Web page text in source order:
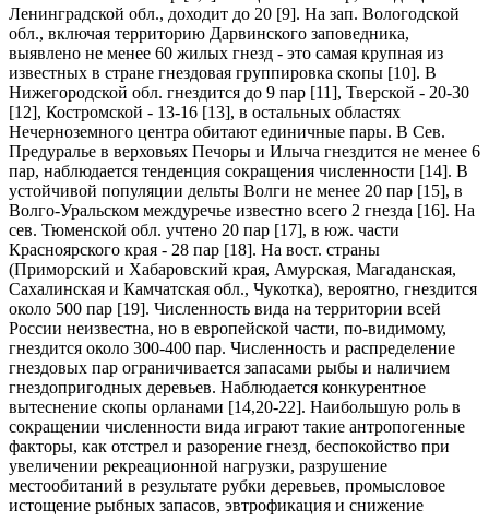
Ленинградской обл., доходит до 20 [9]. На зап. Вологодской
обл., включая территорию Дарвинского заповедника,
выявлено не менее 60 жилых гнезд - это самая крупная из
известных в стране гнездовая группировка скопы [10]. В
Нижегородской обл. гнездится до 9 пар [11], Тверской - 20-30
[12], Костромской - 13-16 [13], в остальных областях
Нечерноземного центра обитают единичные пары. В Сев.
Предуралье в верховьях Печоры и Илыча гнездится не менее 6
пар, наблюдается тенденция сокращения численности [14]. В
устойчивой популяции дельты Волги не менее 20 пар [15], в
Волго-Уральском междуречье известно всего 2 гнезда [16]. На
сев. Тюменской обл. учтено 20 пар [17], в юж. части
Красноярского края - 28 пар [18]. На вост. страны
(Приморский и Хабаровский края, Амурская, Магаданская,
Сахалинская и Камчатская обл., Чукотка), вероятно, гнездится
около 500 пар [19]. Численность вида на территории всей
России неизвестна, но в европейской части, по-видимому,
гнездится около 300-400 пар. Численность и распределение
гнездовых пар ограничивается запасами рыбы и наличием
гнездопригодных деревьев. Наблюдается конкурентное
вытеснение скопы орланами [14,20-22]. Наибольшую роль в
сокращении численности вида играют такие антропогенные
факторы, как отстрел и разорение гнезд, беспокойство при
увеличении рекреационной нагрузки, разрушение
местообитаний в результате рубки деревьев, промысловое
истощение рыбных запасов, эвтрофикация и снижение